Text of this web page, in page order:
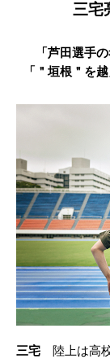
三宅
「芦田選手
「＂垣根＂を
三宅 陸上は高